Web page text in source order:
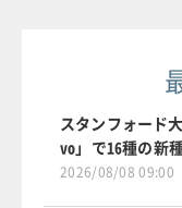
スタンフォード
vo」で16種の新
2026/08/08 09:00